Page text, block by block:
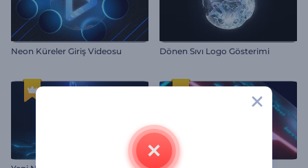
Neon Küreler Giriş Videosu Dönen Sıvı Logo Gösterimi